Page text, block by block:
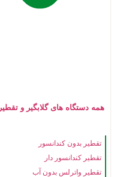
همه دستگاه های گلابگیر و تقطیر
تقطیر بدون کندانسور
تقطیر کندانسور دار
تقطیر واترلس بدون آب